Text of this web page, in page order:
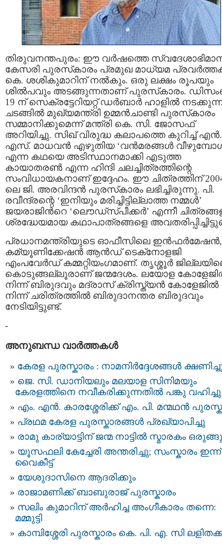
തിരുവനന്തപുരം: ഈ വര്‍ഷത്തെ
കേസരി പുരസ്‌കാരം പ്രമുഖ മാധ്യമ
കെ. ശശികുമാറിന് നല്‍കും. ഒരു ലക്ഷം രൂപയും
ശില്‍പവും അടങ്ങുന്നതാണ് പുരസ്‌കാരം.
19 ന് സെക്രട്ടേറിയറ്റ് ഡര്‍ബാര്‍ ഹാളില്‍
ചടങ്ങില്‍ മുഖ്യമന്ത്രി ഉമ്മന്‍ചാണ്ടി പുരസ്‌കാരം
സമ്മാനിക്കുമെന്ന് മന്ത്രി കെ. സി. ജോസഫ്
അറിയിച്ചു. സിഖ് വിരുദ്ധ കലാപത്തെ കുറിച്ച് എന്‍.
എസ്. മാധവന്‍ എഴുതിയ ‘വന്‍മരങ്ങള്‍
എന്ന കഥയെ അടിസ്ഥാനമാക്കി എടുത്ത
കായാതരണ്‍ എന്ന ഹിന്ദി ചലച്ചിത്രത്തിന്റെ
സംവിധായകനാണ് ഇദ്ദേഹം. ഈ ചിത്രത്തിന്
ലെ ജി. അരവിന്ദന്‍ പുരസ്‌കാരം ലഭിച്ചിരുന്നു. പി.
രവീന്ദ്രന്റെ ‘ഇനിയും മരിച്ചിട്ടില്ലാത്ത നമ്മള്‍’
ജയരാജിന്‍റെ ‘ലൌഡ്‌സ്പീക്കര്‍’ എന്നീ
ശ്രദ്ധേയമായ കഥാപാത്രങ്ങളെ
പ്രധാനമന്ത്രിയുടെ ഓഫീസിലെ ഇന്‍ഫര്‍മേഷന്‍,
കമ്യൂണിക്കേഷന്‍ ആന്‍ഡ് ടെക്‌നോളജി
എംപവേര്‍ഡ് കമ്മറ്റിയംഗമാണ്. തൃശ്ശൂര്‍
കൊടുങ്ങല്ലൂരാണ് ജന്മദേശം. ലയോള
നിന്ന് ബിരുദവും മദ്രാസ് ക്രിസ്ത്യന്‍ കോളേജില്‍
നിന്ന് ചരിത്രത്തില്‍ ബിരുദാനന്തര ബിരുദവും
നേടിയിട്ടുണ്ട്.
-
അനുബന്ധ വാര്‍ത്തകള്‍
കേരള പുരസ്കാരം : നാമനിർദ്ദേശങ്ങൾ
ജെ. സി. ഡാനിയലും മലയാള സിനിമയും
കേരളത്തിനെ നവീകരിക്കുന്നതിൽ പങ്കു വഹിച്ചു
എം. എൻ. കാരശ്ശേരിക്ക് എം. പി. മന്മഥന്‍
പ്രഥമ കേരള പുരസ്കാരങ്ങൾ പ്രഖ്യാപിച്ചു
രാമു കാര്യാട്ടിന് ജന്മ നാട്ടിൽ സ്മാരകം
യൂസഫലി കേച്ചേരി അന്തരിച്ചു; സംസ്കാരം ഇന്ന്
വൈകീട്ട്
യേശുദാസിനെ ആദരിക്കും
രാജാമണിക്ക് ബാബുരാജ് പുരസ്കാരം
സലിം കുമാറിന് അര്‍ഹിച്ച അംഗീകാരം തന്നെ:
മമ്മുട്ടി
കാമ്പിശ്ശേരി പുരസ്കാരം കെ. പി. എ. സി